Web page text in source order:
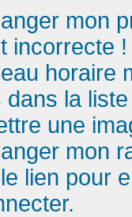
mon
incorrecte !
horaire
la
une
mon
lien pour